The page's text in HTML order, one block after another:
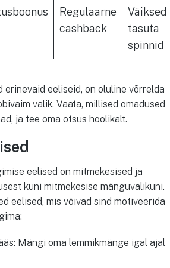
Regulaarne
cashback
Väiksed
tasuta
spinnid
erinevaid eeliseid, on oluline võrrelda
valik. Vaata, millised omadused
ja tee oma otsus hoolikalt.
eelised on mitmekesised ja
kuni mitmekesise mänguvalikuni.
eelised, mis võivad sind motiveerida
Mängi oma lemmikmänge igal ajal